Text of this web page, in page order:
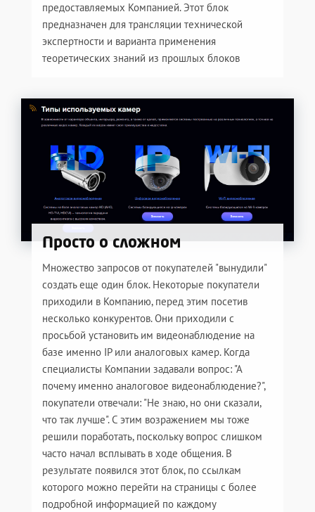
предоставляемых Компанией. Этот блок
предназначен для трансляции технической
экспертности и варианта применения
теоретических знаний из прошлых блоков
Просто о сложном
Множество запросов от покупателей "вынудили"
создать еще один блок. Некоторые покупатели
приходили в Компанию, перед этим посетив
несколько конкурентов. Они приходили с
просьбой установить им видеонаблюдение на
базе именно IP или аналоговых камер. Когда
специалисты Компании задавали вопрос: "А
почему именно аналоговое видеонаблюдение?",
покупатели отвечали: "Не знаю, но они сказали,
что так лучше". С этим возражением мы тоже
решили поработать, поскольку вопрос слишком
часто начал всплывать в ходе общения. В
результате появился этот блок, по ссылкам
которого можно перейти на страницы с более
подробной информацией по каждому